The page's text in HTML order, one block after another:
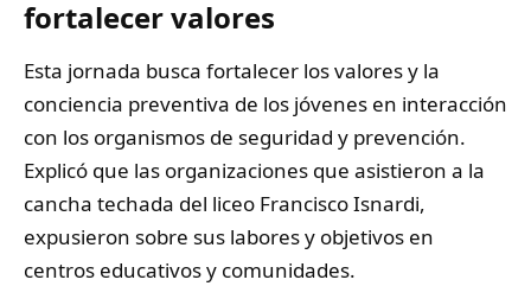
fortalecer valores
Esta jornada busca fortalecer los valores y la
conciencia preventiva de los jóvenes en interacción
con los organismos de seguridad y prevención.
Explicó que las organizaciones que asistieron a la
cancha techada del liceo Francisco Isnardi,
expusieron sobre sus labores y objetivos en
centros educativos y comunidades.